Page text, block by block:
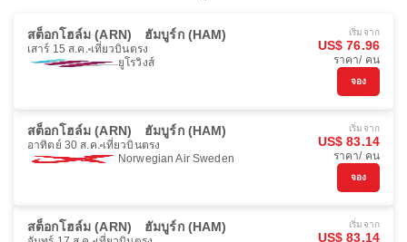
สต็อกโฮล์ม (ARN) ฮัมบูร์ก (HAM)
เสาร์ 15 ส.ค. เที่ยวบินตรง
ยูโรวิงส์
เริ่มจาก
US$ 76.96
ราคา/ คน
จอง
สต็อกโฮล์ม (ARN) ฮัมบูร์ก (HAM)
อาทิตย์ 30 ส.ค. เที่ยวบินตรง
Norwegian Air Sweden
เริ่มจาก
US$ 83.14
ราคา/ คน
จอง
สต็อกโฮล์ม (ARN) ฮัมบูร์ก (HAM) เริ่มจาก
US$ 83.14